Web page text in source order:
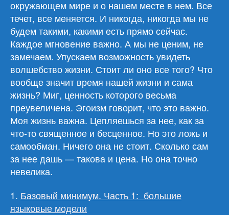
окружающем мире и о нашем месте в нем. Все
течет, все меняется. И никогда, никогда мы не
будем такими, какими есть прямо сейчас.
Каждое мгновение важно. А мы не ценим, не
замечаем. Упускаем возможность увидеть
волшебство жизни. Стоит ли оно все того? Что
вообще значит время нашей жизни и сама
жизнь? Миг, ценность которого весьма
преувеличена. Эгоизм говорит, что это важно.
Моя жизнь важна. Цепляешься за нее, как за
что-то священное и бесценное. Но это ложь и
самообман. Ничего она не стоит. Сколько сам
за нее дашь — такова и цена. Но она точно
невелика.
1. Базовый минимум. Часть 1: большие
языковые модели